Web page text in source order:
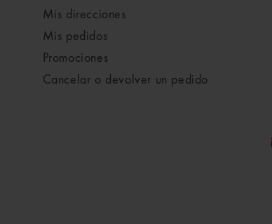
Mis direcciones
Mis pedidos
Promociones
Cancelar o devolver un pedido